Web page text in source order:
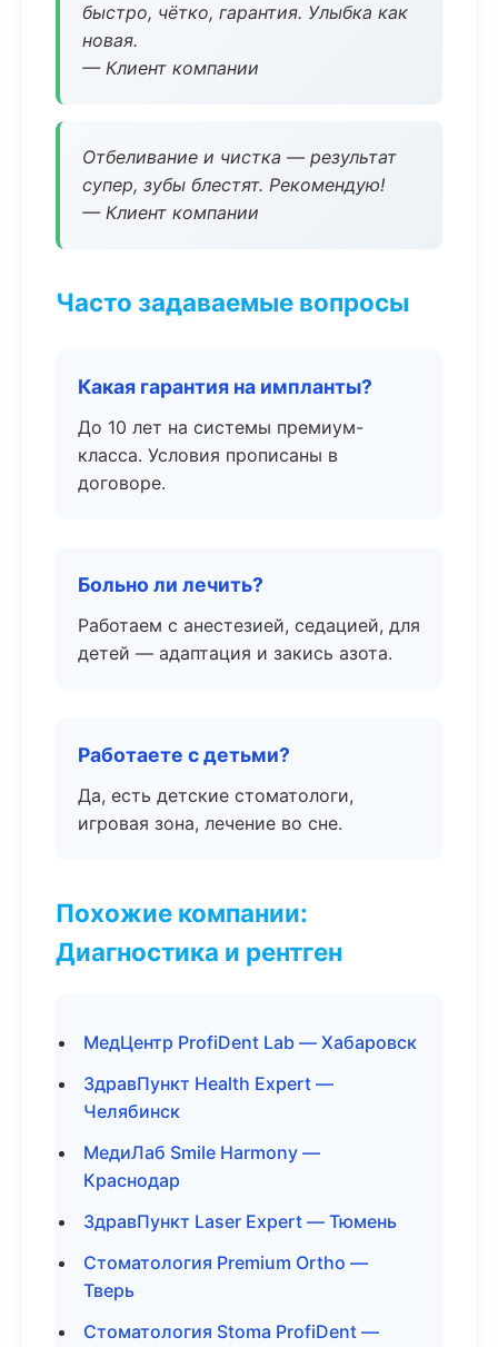
быстро, чётко, гарантия. Улыбка как
новая.
— Клиент компании
Отбеливание и чистка — результат
супер, зубы блестят. Рекомендую!
— Клиент компании
Часто задаваемые вопросы
Какая гарантия на импланты?
До 10 лет на системы премиум-
класса. Условия прописаны в
договоре.
Больно ли лечить?
Работаем с анестезией, седацией, для
детей — адаптация и закись азота.
Работаете с детьми?
Да, есть детские стоматологи,
игровая зона, лечение во сне.
Похожие компании:
Диагностика и рентген
МедЦентр ProfiDent Lab — Хабаровск
ЗдравПункт Health Expert —
Челябинск
МедиЛаб Smile Harmony —
Краснодар
ЗдравПункт Laser Expert — Тюмень
Стоматология Premium Ortho —
Тверь
Стоматология Stoma ProfiDent —